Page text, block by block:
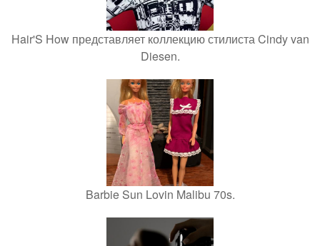
Hair'S How представляет коллекцию стилиста Cindy van
Diesen.
Barbie Sun Lovin Malibu 70s.